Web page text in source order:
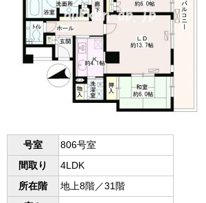
号室
806号室
間取り
4LDK
所在階
地上8階／31階